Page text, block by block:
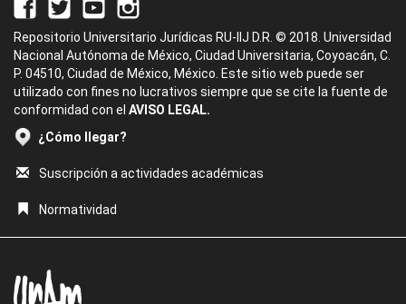
Repositorio Universitario Jurídicas RU-IIJ D.R. © 2018. Universidad
Nacional Autónoma de México, Ciudad Universitaria, Coyoacán, C.
P. 04510, Ciudad de México, México. Este sitio web puede ser
utilizado con fines no lucrativos siempre que se cite la fuente de
conformidad con el AVISO LEGAL.
¿Cómo llegar?
Suscripción a actividades académicas
Normatividad